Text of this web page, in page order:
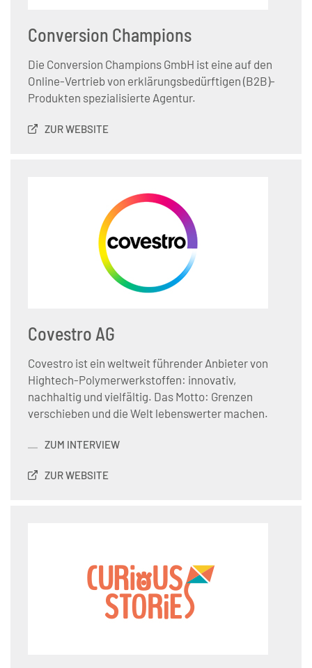
Conversion Champions
Die Conversion Champions GmbH ist eine auf den
Online-Vertrieb von erklärungsbedürftigen (B2B)-
Produkten spezialisierte Agentur.
ZUR WEBSITE
Covestro AG
Covestro ist ein weltweit führender Anbieter von
Hightech-Polymerwerkstoffen: innovativ,
nachhaltig und vielfältig. Das Motto: Grenzen
verschieben und die Welt lebenswerter machen.
ZUM INTERVIEW
ZUR WEBSITE